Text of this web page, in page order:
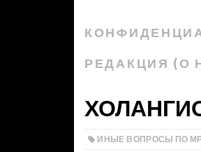
РЕДАКЦИЯ (О
ИНЫЕ ВОПРОСЫ ПО